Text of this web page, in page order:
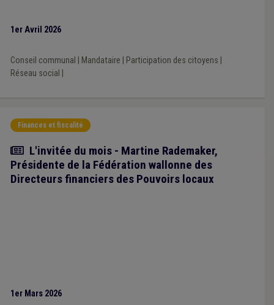
1er Avril 2026
Conseil communal Mandataire Participation des citoyens
Réseau social
Finances et fiscalité
Article
L'invitée du mois - Martine Rademaker,
Présidente de la Fédération wallonne des
Directeurs financiers des Pouvoirs locaux
1er Mars 2026